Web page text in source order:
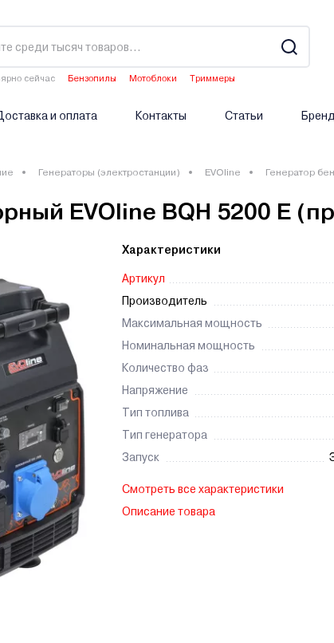
сейчас Бензопилы Мотоблоки
Триммеры
и оплата Контакты Статьи
Генераторы (электростанции) EVOline Генератор
EVOline BQH 5200 E
Характеристики
Артикул
Производитель
Максимальная мощность
Номинальная мощность
Количество фаз
Напряжение
Тип топлива
Тип генератора
Запуск
Смотреть все характеристики
Описание товара